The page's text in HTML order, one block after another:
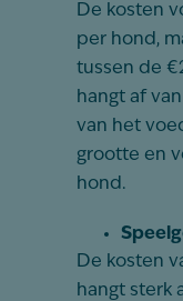
De kosten
per hond,
tussen de
hangt af
van het
grootte en
hond.
De kosten
hangt sterk